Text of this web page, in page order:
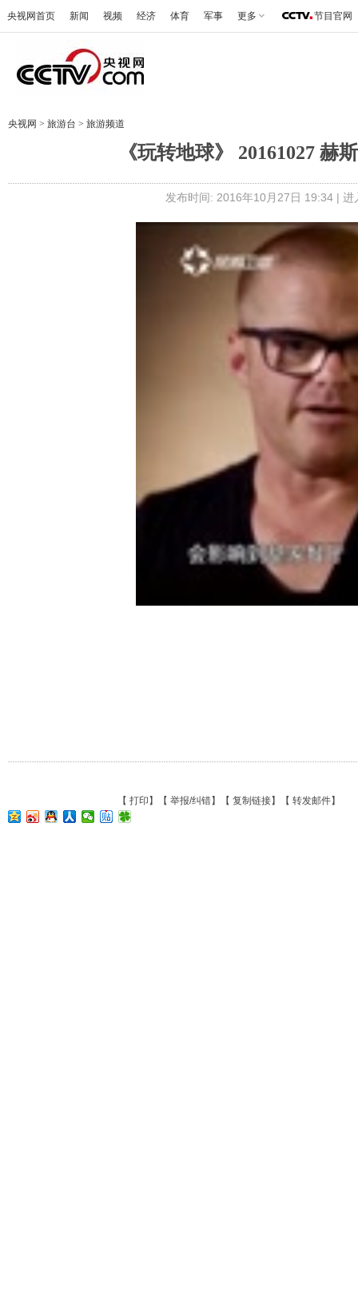
央视网首页 新闻 视频 经济 体育 军事 更多 节目官网
央视网 > 旅游台 > 旅游频道
《玩转地球》 20161027
发布时间: 2016年10月27日 19:34 | 进
【 打印 】【 举报/纠错】【 复制链接】【 转发邮件】